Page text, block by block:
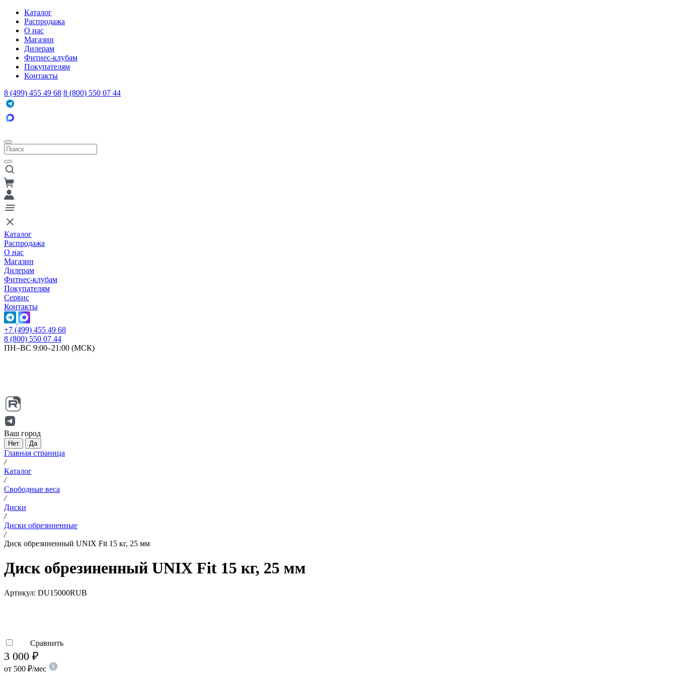
Каталог
Распродажа
О нас
Магазин
Дилерам
Фитнес-клубам
Покупателям
Контакты
8 (499) 455 49 68 8 (800) 550 07 44
Каталог
Распродажа
О нас
Магазин
Дилерам
Фитнес-клубам
Покупателям
Сервис
Контакты
+7 (499) 455 49 68
8 (800) 550 07 44
ПН–ВС 9:00–21:00 (МСК)
Ваш город
Нет Да
Главная страница
/
Каталог
/
Свободные веса
/
Диски
/
Диски обрезиненные
/
Диск обрезиненный UNIX Fit 15 кг, 25 мм
Диск обрезиненный UNIX Fit 15 кг, 25 мм
Артикул: DU15000RUB
Сравнить
3 000 ₽
от 500 ₽/мес